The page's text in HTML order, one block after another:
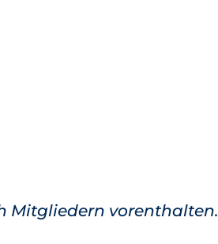
Mitgliedern vorenthalten.